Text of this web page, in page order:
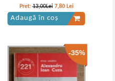
Pret:13,00Lei 7,80 Lei
Adaugă în coș
-35%